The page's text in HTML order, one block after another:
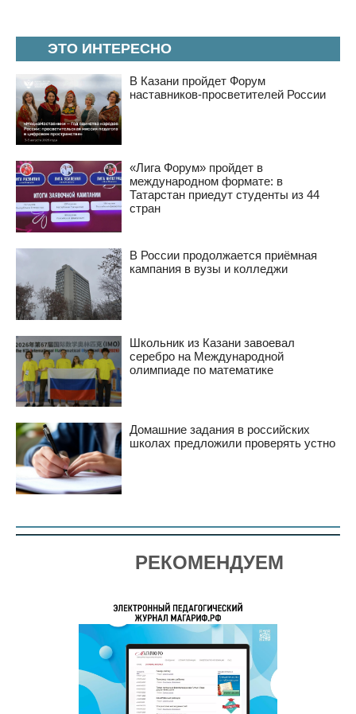
ЭТО ИНТЕРЕСНО
В Казани пройдет Форум
наставников-просветителей России
«Лига Форум» пройдет в
международном формате: в
Татарстан приедут студенты из 44
стран
В России продолжается приёмная
кампания в вузы и колледжи
Школьник из Казани завоевал
серебро на Международной
олимпиаде по математике
Домашние задания в российских
школах предложили проверять устно
РЕКОМЕНДУЕМ